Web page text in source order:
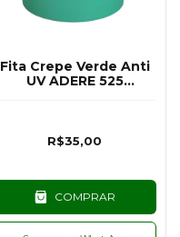
Fita Crepe Verde Anti
UV ADERE 525
R$35,00
COMPRAR